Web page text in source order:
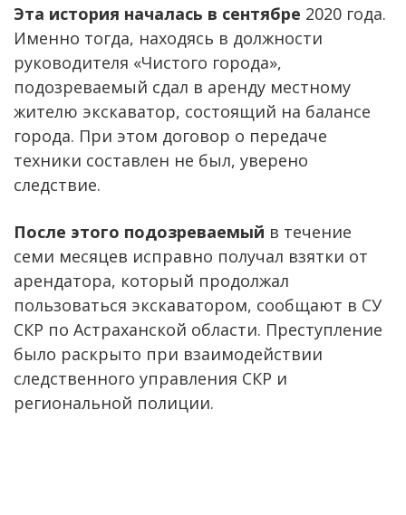
Эта история началась в сентябре 2020 года.
Именно тогда, находясь в должности
руководителя «Чистого города»,
подозреваемый сдал в аренду местному
жителю экскаватор, состоящий на балансе
города. При этом договор о передаче
техники составлен не был, уверено
следствие.
После этого подозреваемый в течение
семи месяцев исправно получал взятки от
арендатора, который продолжал
пользоваться экскаватором, сообщают в СУ
СКР по Астраханской области. Преступление
было раскрыто при взаимодействии
следственного управления СКР и
региональной полиции.